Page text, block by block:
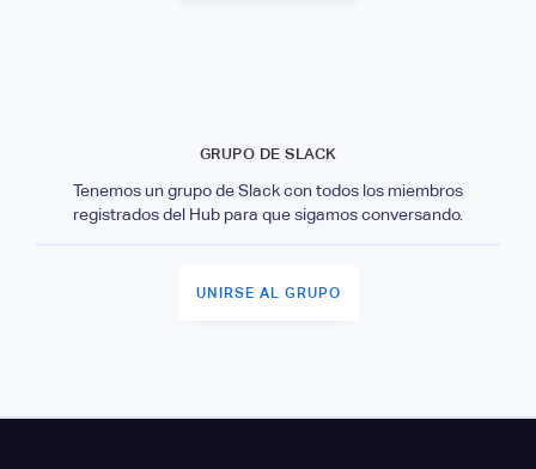
GRUPO DE SLACK
Tenemos un grupo de Slack con todos los miembros
registrados del Hub para que sigamos conversando.
UNIRSE AL GRUPO